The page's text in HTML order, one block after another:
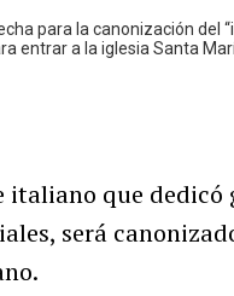
para la canonización del
entrar a la iglesia Santa
italiano que
será